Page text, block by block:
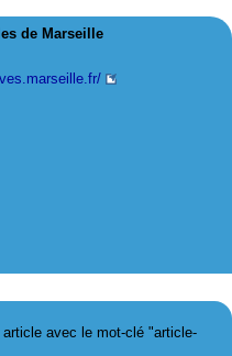
de Marseille
avec le mot-clé "article-